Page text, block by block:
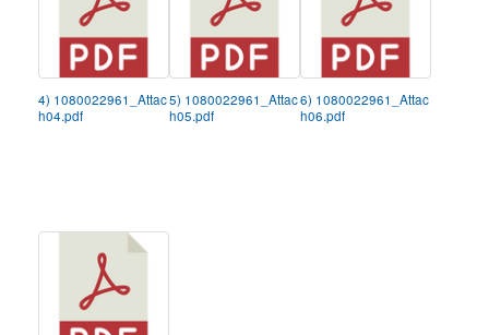
4) 1080022961_Attac
h04.pdf
5) 1080022961_Attac
h05.pdf
6) 1080022961_Attac
h06.pdf